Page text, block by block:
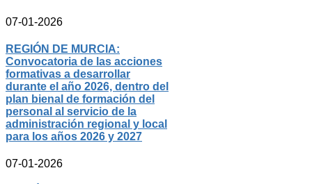
07-01-2026
REGIÓN DE MURCIA:
Convocatoria de las acciones
formativas a desarrollar
durante el año 2026, dentro del
plan bienal de formación del
personal al servicio de la
administración regional y local
para los años 2026 y 2027
07-01-2026